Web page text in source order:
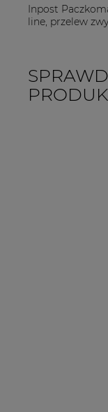
Inpost
line, przelew